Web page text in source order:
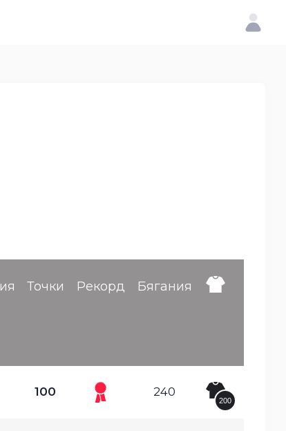
Точки Рекорд Бягания
100 240
200